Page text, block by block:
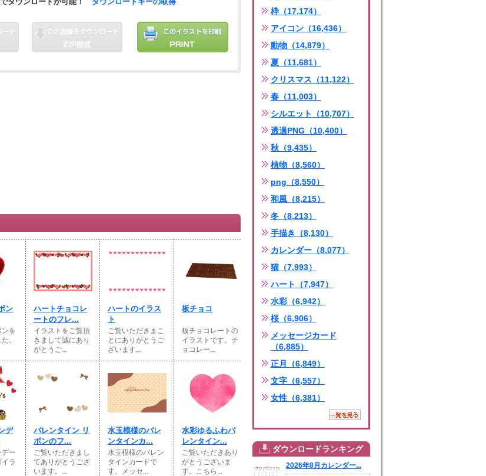
ン
を
。
ハートチョコレ
ートのフレ...
イラストをご覧頂
きまして誠にあり
がとうご...
ハートのイラス
ト
ご覧いただきまこ
とにありがとうご
ざいます...
板チョコ
板チョコレートの
イラストです。チ
ョコレー...
デ
ー
ラ
バレンタイン リ
ボンのフ...
ご覧いただきまし
てありがとうござ
います。...
水玉模様のバレ
ンタインカ...
水玉模様のバレン
タインカードで
す。メッセ...
水彩ゆるふわバ
レンタイン...
ご覧いただきあり
がとうございま
す。こちら...
枠（17,174）
アイコン（16,436）
動物（14,879）
夏（11,681）
クリスマス（11,122）
春（11,003）
シルエット（10,707）
透過PNG（10,400）
秋（9,435）
植物（8,560）
png（8,550）
和風（8,215）
冬（8,213）
手描き（8,130）
カレンダー（8,077）
猫（7,993）
ハート（7,947）
水彩（6,942）
桜（6,906）
メッセージカード
（6,885）
正月（6,849）
文字（6,557）
女性（6,381）
ダウンロードランキング
2026年8月カレンダー...